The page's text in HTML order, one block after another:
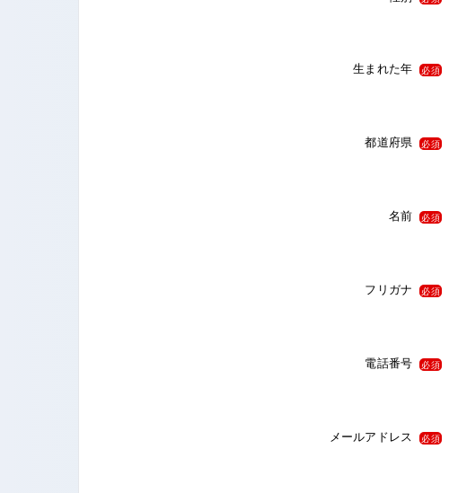
生まれた年 必須
都道府県 必須
名前 必須
フリガナ 必須
電話番号 必須
メールアドレス 必須